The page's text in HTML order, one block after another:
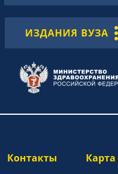
ИЗДАНИЯ ВУЗА
Контакты Карта